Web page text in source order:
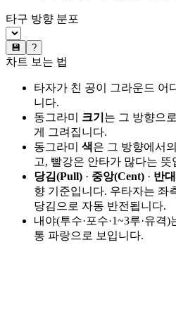
타구 방향 분포
💾 ?
차트 보는 법
타자가 친 공이 그라운드 어
니다.
동그라미 크기 는 그 방향으
게 그려집니다.
동그라미 색은 그 방향에서의
고, 빨강은 안타가 많다는 뜻
당김(Pull) · 중앙(Cent) · 반
향 기준입니다. 우타자는 좌
당김으로 자동 반전됩니다.
내야(투수·포수·1~3루·유격
통 파랑으로 보입니다.